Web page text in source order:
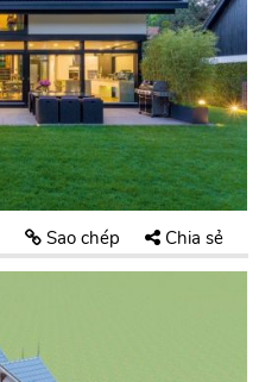
Sao chép Chia sẻ